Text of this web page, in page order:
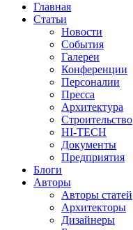
Главная
Статьи
Новости
События
Галереи
Конференции
Персоналии
Пресса
Архитектура
Строительство
HI-TECH
Документы
Предприятия
Блоги
Авторы
Авторы статей
Архитекторы
Дизайнеры